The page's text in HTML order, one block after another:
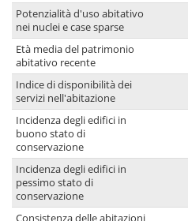
Potenzialità d'uso abitativo
nei nuclei e case sparse
Età media del patrimonio
abitativo recente
Indice di disponibilità dei
servizi nell'abitazione
Incidenza degli edifici in
buono stato di
conservazione
Incidenza degli edifici in
pessimo stato di
conservazione